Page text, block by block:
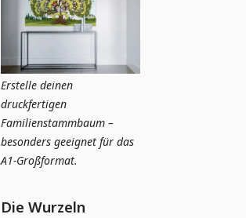
Erstelle deinen
druckfertigen
Familienstammbaum –
besonders geeignet für das
A1-Großformat.
Die Wurzeln